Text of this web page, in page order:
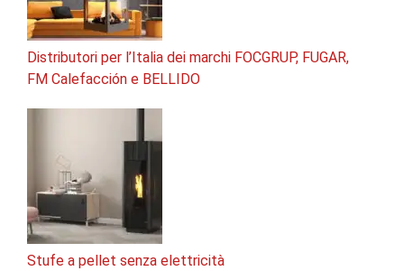
Distributori per l’Italia dei marchi FOCGRUP, FUGAR,
FM Calefacción e BELLIDO
Stufe a pellet senza elettricità